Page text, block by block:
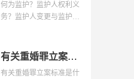
何为监护？监护人权利义
务？监护人变更与监护权
护人对于未成年人和精神
有关重婚罪立案标准是什么？重婚罪量刑标准依据哪条法律？
有关重婚罪立案标准是什